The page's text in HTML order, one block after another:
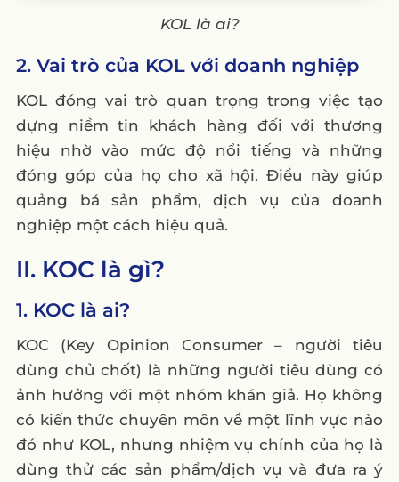
KOL là ai?
2. Vai trò của KOL với doanh nghiệp
KOL đóng vai trò quan trọng trong việc tạo
dựng niềm tin khách hàng đối với thương
hiệu nhờ vào mức độ nổi tiếng và những
đóng góp của họ cho xã hội. Điều này giúp
quảng bá sản phẩm, dịch vụ của doanh
nghiệp một cách hiệu quả.
II. KOC là gì?
1. KOC là ai?
KOC (Key Opinion Consumer – người tiêu
dùng chủ chốt) là những người tiêu dùng có
ảnh hưởng với một nhóm khán giả. Họ không
có kiến thức chuyên môn về một lĩnh vực nào
đó như KOL, nhưng nhiệm vụ chính của họ là
dùng thử các sản phẩm/dịch vụ và đưa ra ý